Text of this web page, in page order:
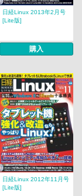
日経Linux 2013年2月号
[Lite版]
購入
日経Linux 2012年11月号
[Lite版]